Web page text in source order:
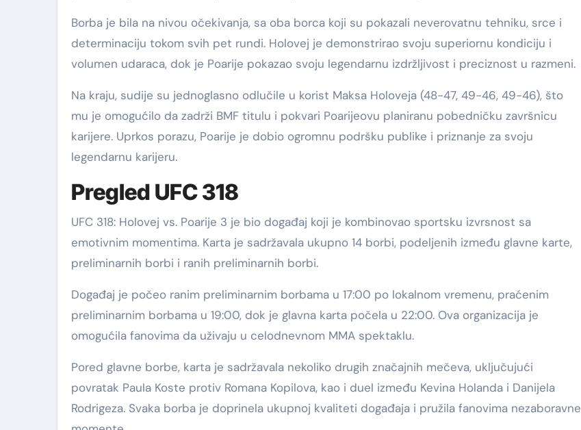
Borba je bila na nivou očekivanja, sa oba borca koji su pokazali neverovatnu tehniku, srce i
determinaciju tokom svih pet rundi. Holovej je demonstrirao svoju superiornu kondiciju i
volumen udaraca, dok je Poarije pokazao svoju legendarnu izdržljivost i preciznost u razmeni.
Na kraju, sudije su jednoglasno odlučile u korist Maksa Holoveja (48-47, 49-46, 49-46), što
mu je omogućilo da zadrži BMF titulu i pokvari Poarijeovu planiranu pobedničku završnicu
karijere. Uprkos porazu, Poarije je dobio ogromnu podršku publike i priznanje za svoju
legendarnu karijeru.
Pregled UFC 318
UFC 318: Holovej vs. Poarije 3 je bio događaj koji je kombinovao sportsku izvrsnost sa
emotivnim momentima. Karta je sadržavala ukupno 14 borbi, podeljenih između glavne karte,
preliminarnih borbi i ranih preliminarnih borbi.
Događaj je počeo ranim preliminarnim borbama u 17:00 po lokalnom vremenu, praćenim
preliminarnim borbama u 19:00, dok je glavna karta počela u 22:00. Ova organizacija je
omogućila fanovima da uživaju u celodnevnom MMA spektaklu.
Pored glavne borbe, karta je sadržavala nekoliko drugih značajnih mečeva, uključujući
povratak Paula Koste protiv Romana Kopilova, kao i duel između Kevina Holanda i Danijela
Rodrigeza. Svaka borba je doprinela ukupnoj kvaliteti događaja i pružila fanovima nezaboravne